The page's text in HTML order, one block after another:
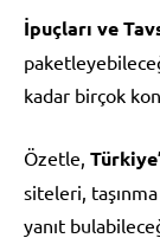
İpuçları ve
kadar birçok
Özetle,
siteleri,
yanıt